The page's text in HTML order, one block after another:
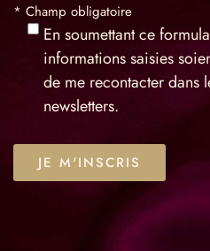
* Champ obligatoire
En soumettant ce
informations saisies
de me recontacter dans
newsletters.